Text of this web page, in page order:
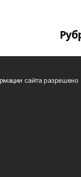
сайта разрешено